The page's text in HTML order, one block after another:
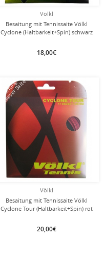
Völkl
Besaitung mit Tennissaite Völkl
Cyclone (Haltbarkeit+Spin) schwarz
18,00€
Völkl
Besaitung mit Tennissaite Völkl
Cyclone Tour (Haltbarkeit+Spin) rot
20,00€
Besaitung
mit dieser Saite